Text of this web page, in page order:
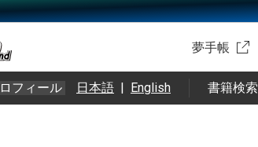
夢手帳
フィール 日本語 | English 書籍検索